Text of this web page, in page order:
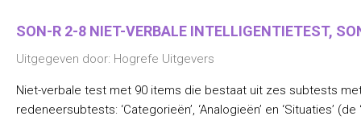
SON-R 2-8 NIET-VERBALE INTELLIGENTIETEST,
Uitgegeven door: Hogrefe Uitgevers
Niet-verbale test met 90 items die bestaat uit zes subtests
redeneersubtests: ‘Categorieën’, ‘Analogieën’ en ‘Situaties’